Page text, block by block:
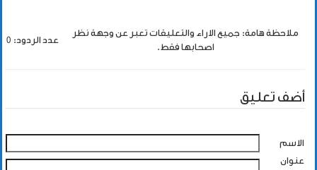
ملاحظة هامة: جميع الاراء والتعليقات تعبر عن وجهة نظر
اصحابها فقط.
عدد الردود: 0
أضف تعليق
الاسم
عنوان